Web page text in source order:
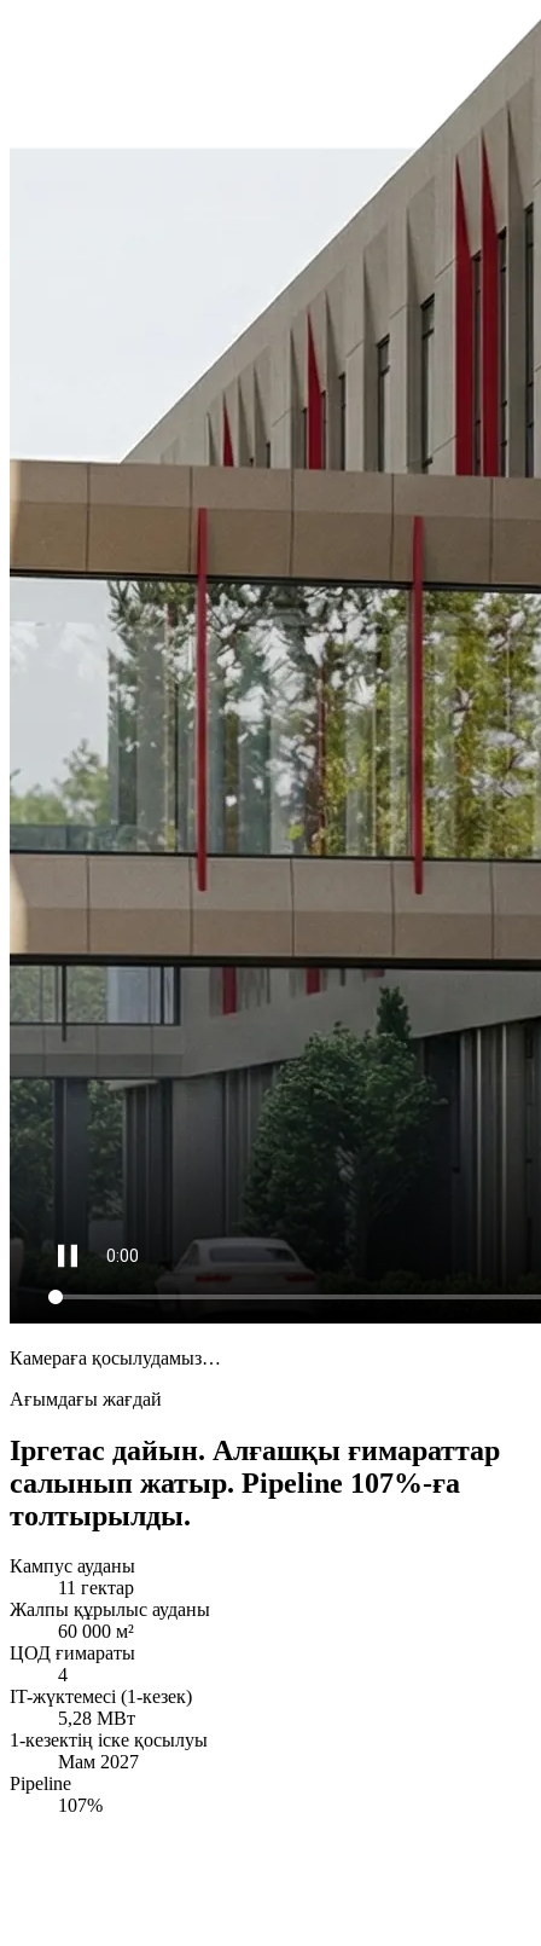
Камераға қосылудамыз…
Ағымдағы жағдай
Іргетас дайын. Алғашқы ғимараттар
салынып жатыр. Pipeline 107%-ға
толтырылды.
Кампус ауданы
11 гектар
Жалпы құрылыс ауданы
60 000 м²
ЦОД ғимараты
4
IT-жүктемесі (1-кезек)
5,28 МВт
1-кезектің іске қосылуы
Мам 2027
Pipeline
107%